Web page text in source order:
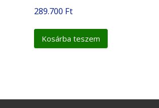
289.700 Ft
Kosárba teszem